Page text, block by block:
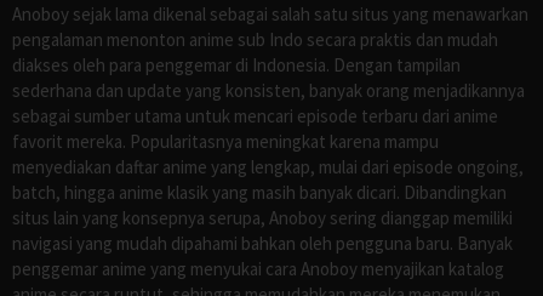
Anoboy sejak lama dikenal sebagai salah satu situs yang menawarkan
pengalaman menonton anime sub Indo secara praktis dan mudah
diakses oleh para penggemar di Indonesia. Dengan tampilan
sederhana dan update yang konsisten, banyak orang menjadikannya
sebagai sumber utama untuk mencari episode terbaru dari anime
favorit mereka. Popularitasnya meningkat karena mampu
menyediakan daftar anime yang lengkap, mulai dari episode ongoing,
batch, hingga anime klasik yang masih banyak dicari. Dibandingkan
situs lain yang konsepnya serupa, Anoboy sering dianggap memiliki
navigasi yang mudah dipahami bahkan oleh pengguna baru. Banyak
penggemar anime yang menyukai cara Anoboy menyajikan katalog